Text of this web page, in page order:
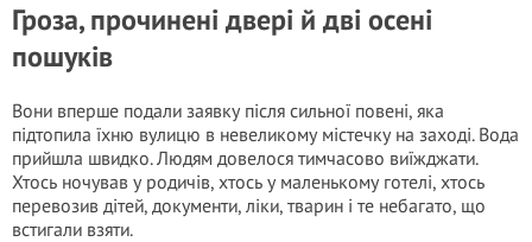
Гроза, прочинені двері й дві осені
пошуків
Вони вперше подали заявку після сильної повені, яка
підтопила їхню вулицю в невеликому містечку на заході. Вода
прийшла швидко. Людям довелося тимчасово виїжджати.
Хтось ночував у родичів, хтось у маленькому готелі, хтось
перевозив дітей, документи, ліки, тварин і те небагато, що
встигали взяти.